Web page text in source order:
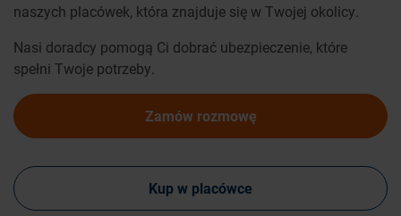
naszych placówek, która znajduje się w Twojej okolicy.
Nasi doradcy pomogą Ci dobrać ubezpieczenie, które
spełni Twoje potrzeby.
Zamów rozmowę
Kup w placówce